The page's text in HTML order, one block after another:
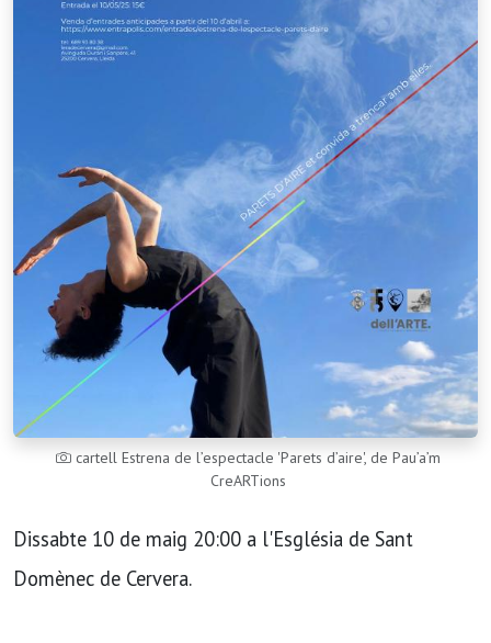
cartell Estrena de l’espectacle 'Parets d’aire', de Pau’a’m
CreARTions
Dissabte 10 de maig 20:00 a l'Església de Sant
Domènec de Cervera.